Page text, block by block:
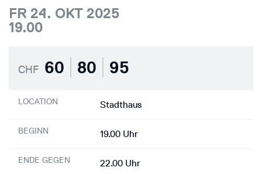
FR 24. OKT 2025
19.00
CHF 60 80 95
LOCATION Stadthaus
BEGINN 19.00 Uhr
ENDE GEGEN 22.00 Uhr